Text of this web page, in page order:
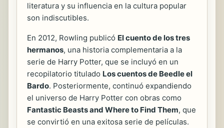
literatura y su influencia en la cultura popular
son indiscutibles.
En 2012, Rowling publicó El cuento de los tres
hermanos, una historia complementaria a la
serie de Harry Potter, que se incluyó en un
recopilatorio titulado Los cuentos de Beedle el
Bardo. Posteriormente, continuó expandiendo
el universo de Harry Potter con obras como
Fantastic Beasts and Where to Find Them, que
se convirtió en una exitosa serie de películas.